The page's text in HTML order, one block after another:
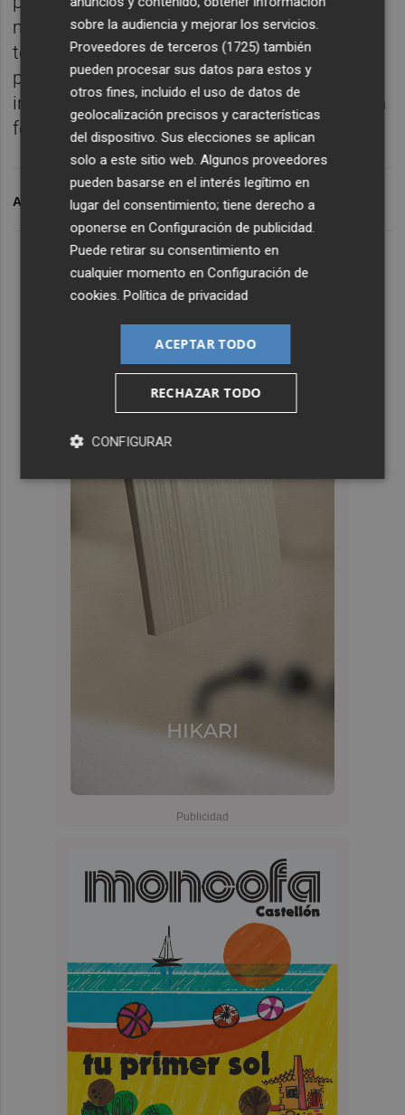
microorganismos nocivos. Se trata de una
tecnología a partir de nanopartículas de
plata que mejora la calidad ambiental del
interior de la vivienda, contribuyendo de esta
forma a conseguir espacios saludables.
ARCHIVADO EN SALONI ING
sobre la audiencia y mejorar los servicios.
Proveedores de terceros (1725) también
pueden procesar sus datos para estos y
otros fines, incluido el uso de datos de
geolocalización precisos y características
del dispositivo. Sus elecciones se aplican
solo a este sitio web. Algunos proveedores
pueden basarse en el interés legítimo en
lugar del consentimiento; tiene derecho a
oponerse enConfiguración de publicidad.
Puede retirar su consentimiento en
cualquier momento enConfiguración de
cookies.Política de privacidad
ACEPTAR TODO
RECHAZAR TODO
CONFIGURAR